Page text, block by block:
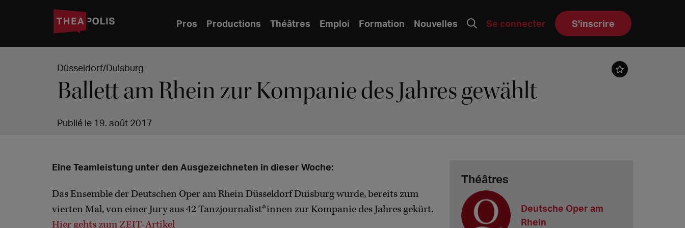
Pros Productions Théâtres Emploi Formation Nouvelles Se connecter S'inscrire
Düsseldorf/Duisburg
Ballett am Rhein zur Kompanie des Jahres gewählt
Publié le 19. août 2017
Eine Teamleistung unter den Ausgezeichneten in dieser Woche:
Das Ensemble der Deutschen Oper am Rhein Düsseldorf Duisburg wurde, bereits zum
vierten Mal, von einer Jury aus 42 Tanzjournalist*innen zur Kompanie des Jahres gekürt.
Hier gehts zum ZEIT-Artikel
Théâtres
Deutsche Oper am
Rhein